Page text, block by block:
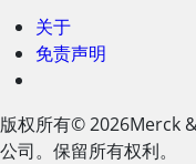
关于
免责声明
版权所有© 2026Merck
公司。保留所有权利。